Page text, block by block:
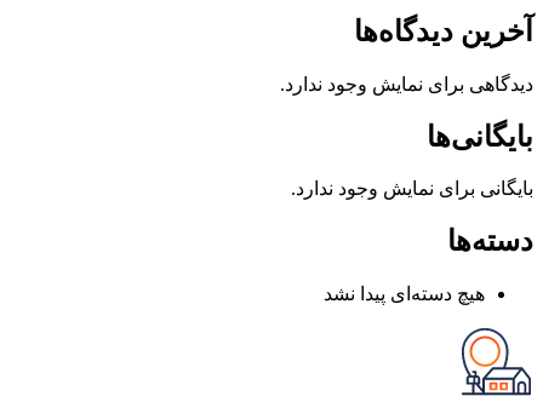
آخرین دیدگاه‌ها
دیدگاهی برای نمایش وجود ندارد.
بایگانی‌ها
بایگانی برای نمایش وجود ندارد.
دسته‌ها
هیچ دسته‌ای پیدا نشد